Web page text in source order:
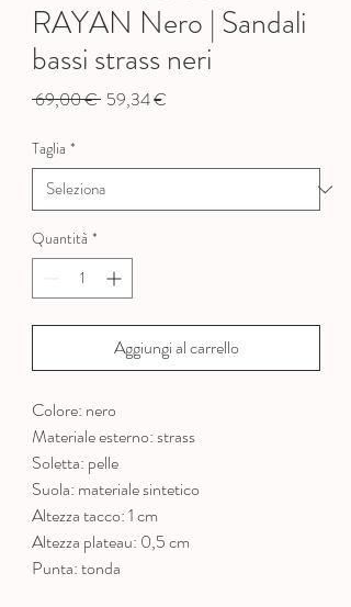
RAYAN Nero | Sandali
bassi strass neri
69,00 € Prezzo
59,34 €
Taglia *
Quantità *
Aggiungi al carrello
Colore: nero
Materiale esterno: strass
Soletta: pelle
Suola: materiale sintetico
Altezza tacco: 1 cm
Altezza plateau: 0,5 cm
Punta: tonda